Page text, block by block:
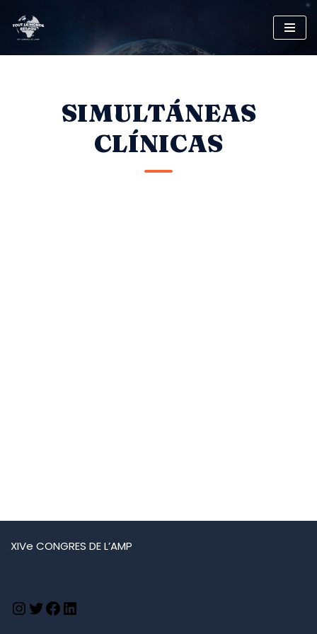
Saltar
al
SIMULTÁNEAS
CLÍNICAS
XIVe CONGRES DE L’AMP